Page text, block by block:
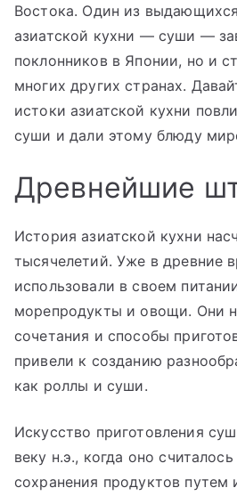
Востока. Один из
азиатской кухни — суши —
поклонников в Японии, но и
многих других странах.
истоки азиатской кухни
суши и дали этому блюду
Древнейшие
История азиатской кухни
тысячелетий. Уже в древние
использовали в своем
морепродукты и овощи. Они
сочетания и способы
привели к созданию
как роллы и суши.
Искусство приготовления
веку н.э., когда оно
сохранения продуктов путем